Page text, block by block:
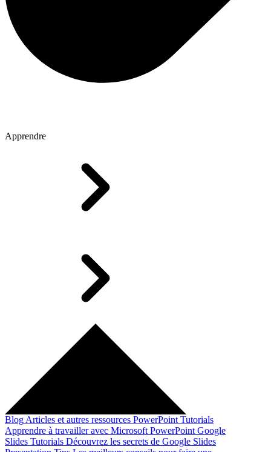
Apprendre
Blog Articles et autres ressources PowerPoint Tutorials
Apprendre à travailler avec Microsoft PowerPoint Google
Slides Tutorials Découvrez les secrets de Google Slides